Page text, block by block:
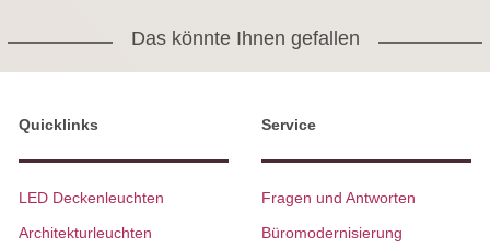
Das könnte Ihnen gefallen
Quicklinks
LED Deckenleuchten
Architekturleuchten
Service
Fragen und Antworten
Büromodernisierung